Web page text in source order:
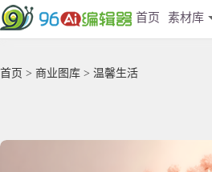
首页 素材库
首页 > 商业图库 > 温馨生活